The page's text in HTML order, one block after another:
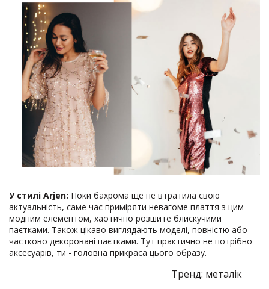
У стилі Arjen: Поки бахрома ще не втратила свою
актуальність, саме час приміряти невагоме плаття з цим
модним елементом, хаотично розшите блискучими
паєтками. Також цікаво виглядають моделі, повністю або
частково декоровані паєтками. Тут практично не потрібно
аксесуарів, ти - головна прикраса цього образу.
Тренд: металік